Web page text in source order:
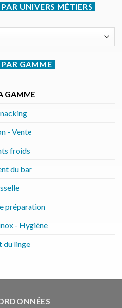
UNIVERS MÉTIERS
PAR GAMME
GAMME
- Vente
froids
du bar
préparation
- Hygiène
du linge